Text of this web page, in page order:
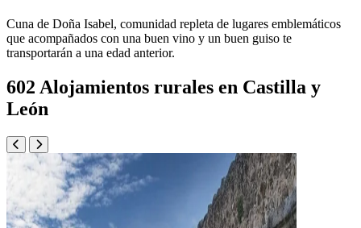
Cuna de Doña Isabel, comunidad repleta de lugares emblemáticos
que acompañados con una buen vino y un buen guiso te
transportarán a una edad anterior.
602 Alojamientos rurales en Castilla y
León